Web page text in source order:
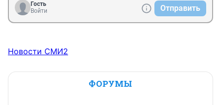
Гость
Войти
Отправить
Новости СМИ2
ФОРУМЫ